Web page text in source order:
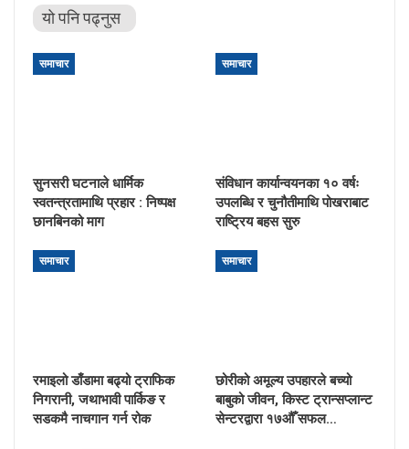
यो पनि पढ्नुस
समाचार
सुनसरी घटनाले धार्मिक
स्वतन्त्रतामाथि प्रहार : निष्पक्ष
छानबिनको माग
समाचार
संविधान कार्यान्वयनका १० वर्षः
उपलब्धि र चुनौतीमाथि पोखराबाट
राष्ट्रिय बहस सुरु
समाचार
रमाइलो डाँडामा बढ्यो ट्राफिक
निगरानी, जथाभावी पार्किङ र
सडकमै नाचगान गर्न रोक
समाचार
छोरीको अमूल्य उपहारले बच्यो
बाबुको जीवन, किस्ट ट्रान्सप्लान्ट
सेन्टरद्वारा १७औँ सफल…